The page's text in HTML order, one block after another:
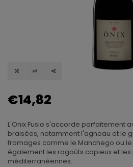
€14,82
L'Onix Fusio s'accorde parfaitement
braisées, notamment l'agneau et le
fromages comme le Manchego ou le
également les ragoûts copieux et les
méditerranéennes.